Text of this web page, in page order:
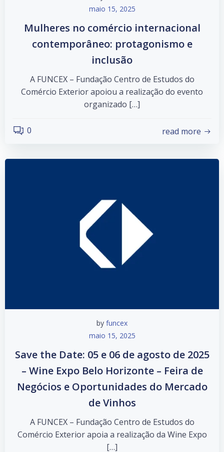
maio 15, 2025
Mulheres no comércio internacional
contemporâneo: protagonismo e
inclusão
A FUNCEX – Fundação Centro de Estudos do
Comércio Exterior apoiou a realização do evento
organizado […]
0 read more
by funcex
maio 15, 2025
Save the Date: 05 e 06 de agosto de 2025
– Wine Expo Belo Horizonte – Feira de
Negócios e Oportunidades do Mercado
de Vinhos
A FUNCEX – Fundação Centro de Estudos do
Comércio Exterior apoia a realização da Wine Expo
[…]